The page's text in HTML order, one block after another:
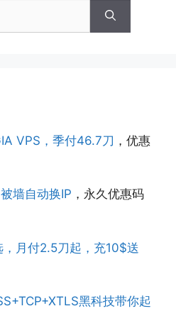
VPS，季付46.7刀 ，优惠
墙自动换IP ，永久优惠码
月付2.5刀起，充10$送
黑科技带你起